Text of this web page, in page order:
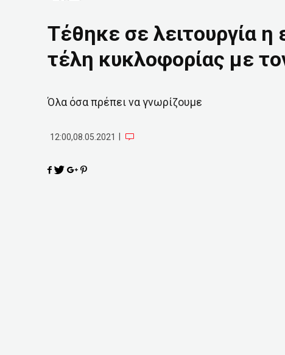
Τέθηκε σε λειτουργία η
τέλη κυκλοφορίας με
Όλα όσα πρέπει να γνωρίζουμε
12:00,08.05.2021